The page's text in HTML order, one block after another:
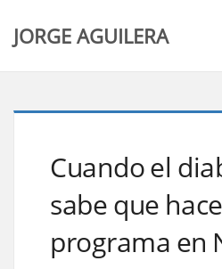
JORGE AGUILERA
Cuando el
sabe que
programa en